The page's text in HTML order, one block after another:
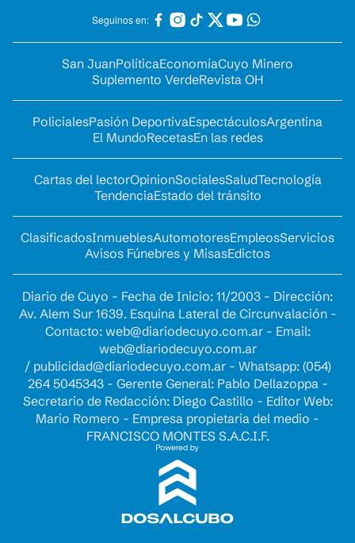
Seguinos en:
San JuanPolíticaEconomíaCuyo Minero
Suplemento VerdeRevista OH
PolicialesPasión DeportivaEspectáculosArgentina
El MundoRecetasEn las redes
Cartas del lectorOpinionSocialesSaludTecnología
TendenciaEstado del tránsito
ClasificadosInmueblesAutomotoresEmpleosServicios
Avisos Fúnebres y MisasEdictos
Diario de Cuyo - Fecha de Inicio: 11/2003 - Dirección:
Av. Alem Sur 1639. Esquina Lateral de Circunvalación -
Contacto: web@diariodecuyo.com.ar- Email:
web@diariodecuyo.com.ar
/ publicidad@diariodecuyo.com.ar- Whatsapp: (054)
264 5045343 - Gerente General: Pablo Dellazoppa -
Secretario de Redacción: Diego Castillo - Editor Web:
Mario Romero - Empresa propietaria del medio -
FRANCISCO MONTES S.A.C.I.F.